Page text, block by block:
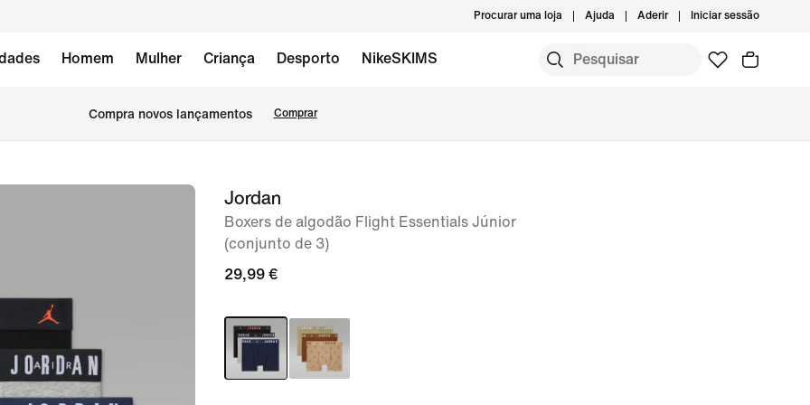
Procurar uma loja Ajuda Aderir Iniciar sessão
Homem Mulher Criança Desporto NikeSKIMS
Compra novos lançamentos Comprar
imagemJordan
Boxers de algodão Flight Essentials Júnior
(conjunto de 3)
29,99 €